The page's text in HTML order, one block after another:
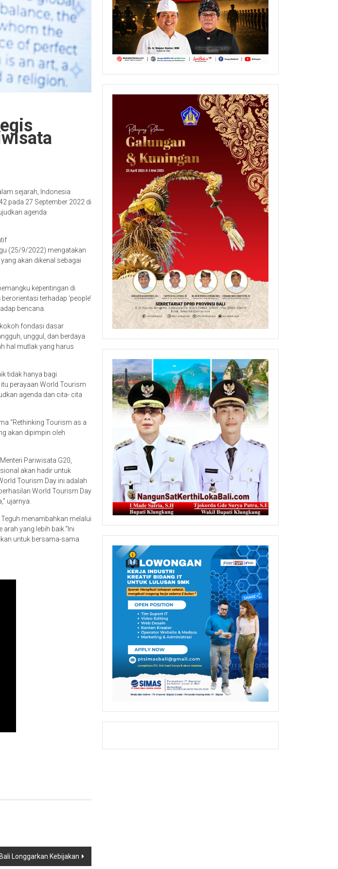
sejarah, Indonesia
pada 27 September 2022 di
agenda
(25/9/2022) mengatakan
akan dikenal sebagai
kepentingan di
terhadap ‘people’
bencana.
fondasi dasar
unggul, dan berdaya
hal mutlak yang harus
tidak hanya bagi
perayaan World Tourism
agenda dan cita- cita
“Rethinking Tourism as a
akan dipimpin oleh
Pariwisata G20,
akan hadir untuk
Tourism Day ini adalah
World Tourism Day
ujarnya.
menambahkan melalui
yang lebih baik.“Ini
untuk bersama-sama
Longgarkan Kebijakan